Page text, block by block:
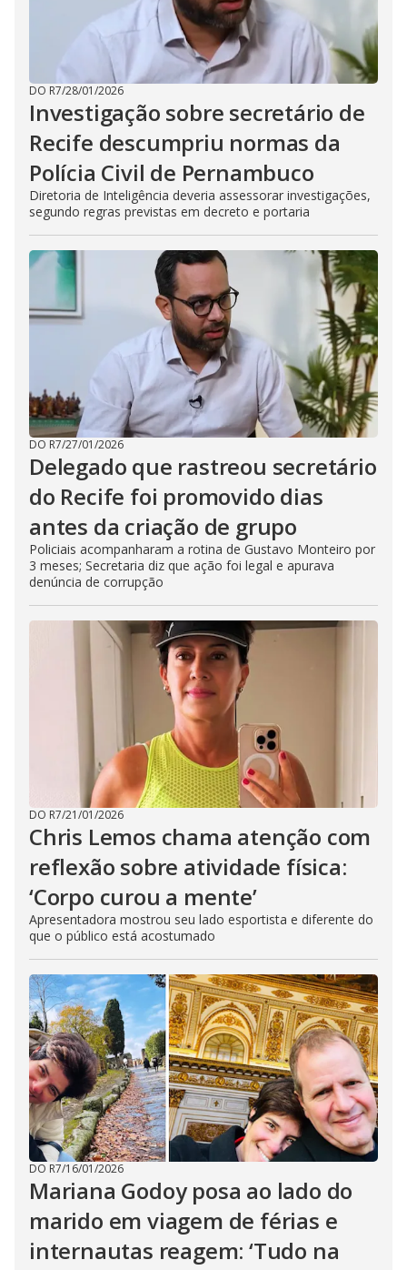
DO R7/28/01/2026
Investigação sobre secretário de
Recife descumpriu normas da
Polícia Civil de Pernambuco
Diretoria de Inteligência deveria assessorar investigações,
segundo regras previstas em decreto e portaria
DO R7/27/01/2026
Delegado que rastreou secretário
do Recife foi promovido dias
antes da criação de grupo
Policiais acompanharam a rotina de Gustavo Monteiro por
3 meses; Secretaria diz que ação foi legal e apurava
denúncia de corrupção
DO R7/21/01/2026
Chris Lemos chama atenção com
reflexão sobre atividade física:
‘Corpo curou a mente’
Apresentadora mostrou seu lado esportista e diferente do
que o público está acostumado
DO R7/16/01/2026
Mariana Godoy posa ao lado do
marido em viagem de férias e
internautas reagem: ‘Tudo na